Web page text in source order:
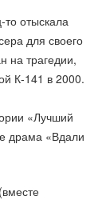
отыскала
для своего
на трагедии,
К-141 в 2000.
«Лучший
драма «Вдали